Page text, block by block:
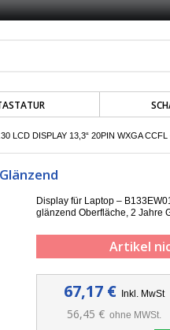
LCD DISPLAY 13,3“ 20PIN WXGA
Display für Laptop –
g länzend Oberfläche, 2 Jahre
Artikel
67,17 € Inkl. MwSt
56,45 € ohne MWSt.